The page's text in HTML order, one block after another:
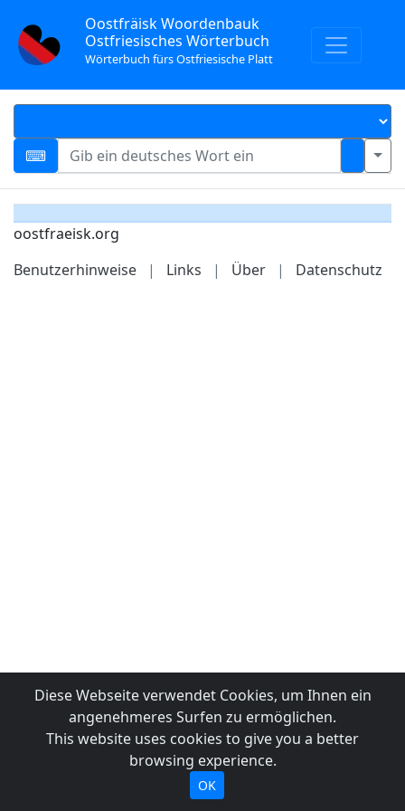
Oostfräisk Woordenbauk
Ostfriesisches Wörterbuch
Wörterbuch fürs Ostfriesische Platt
oostfraeisk.org
Benutzerhinweise
| Links | Über | Datenschutz
Diese Webseite verwendet Cookies, um Ihnen ein
angenehmeres Surfen zu ermöglichen.
This website uses cookies to give you a better
browsing experience.
OK